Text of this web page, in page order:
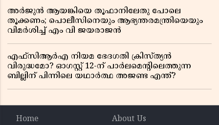
അർജുൻ ആയങ്കിയെ തൂഫാനിലേതു പോലെ
തൂക്കണം; പൊലീസിനെയും ആഭ്യന്തരമന്ത്രിയെയും
വിമർശിച്ച് എം വി ജയരാജൻ
എഫ്സിആർഎ നിയമ ഭേദഗതി ക്രിസ്ത്യൻ
വിരുദ്ധമോ? ഓഗസ്റ്റ് 12-ന് പാർലമെന്റിലെത്തുന്ന
ബില്ലിന് പിന്നിലെ യഥാർത്ഥ അജണ്ട എന്ത്?
Home
About Us